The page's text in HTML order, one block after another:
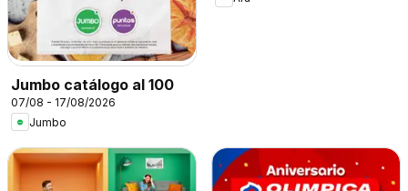
Jumbo catálogo al 100
07/08 - 17/08/2026
Jumbo